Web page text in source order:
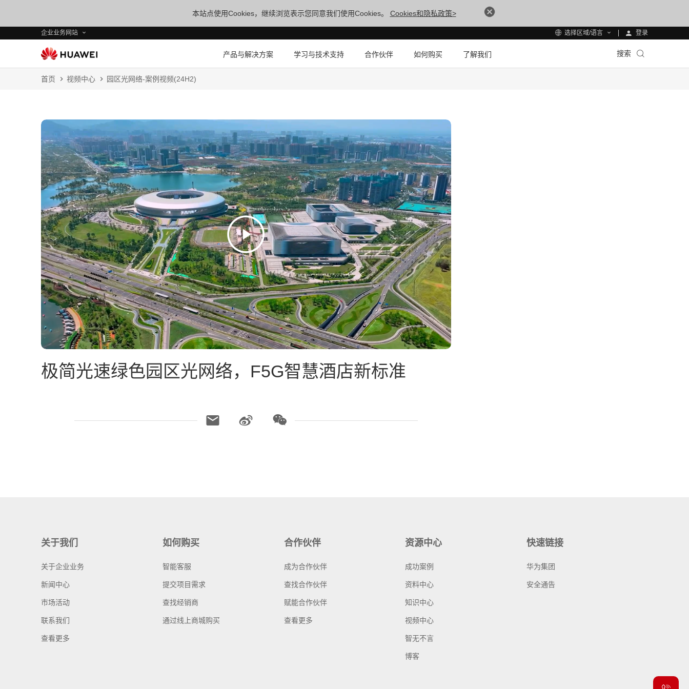
本站点使用Cookies，继续浏览表示您同意我们使用Cookies。 Cookies和隐私政策>
企业业务网站 选择区域/语言 登录
产品与解决方案 学习与技术支持 合作伙伴 如何购买 了解我们 搜索
首页 视频中心 园区光网络-案例视频(24H2)
极简光速绿色园区光网络，F5G智慧酒店新标准
关于我们
关于企业业务
新闻中心
市场活动
联系我们
查看更多
如何购买
智能客服
提交项目需求
查找经销商
通过线上商城购买
合作伙伴
成为合作伙伴
查找合作伙伴
赋能合作伙伴
查看更多
资源中心
成功案例
资料中心
知识中心
视频中心
智无不言
博客
快速链接
华为集团
安全通告